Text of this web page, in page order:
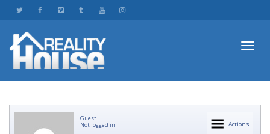
Actions
Guest
Not logged in